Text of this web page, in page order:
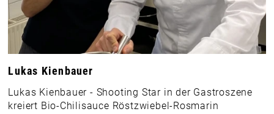
Lukas Kienbauer
Lukas Kienbauer - Shooting Star in der Gastroszene
kreiert Bio-Chilisauce Röstzwiebel-Rosmarin